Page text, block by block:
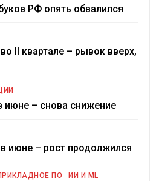
РФ опять обвалился
II квартале – рывок вверх,
июне – снова снижение
июне – рост продолжился
ПО ИИ И ML